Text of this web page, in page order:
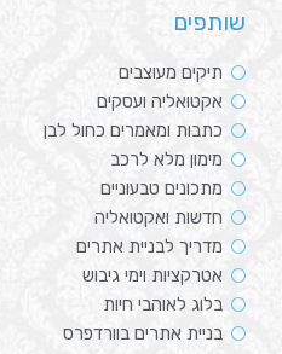
שותפים
תיקים מעוצבים
אקטואליה ועסקים
כתבות ומאמרים כחול לבן
מימון מלא לרכב
מתכונים טבעוניים
חדשות ואקטואליה
מדריך לבניית אתרים
אטרקציות וימי גיבוש
בלוג לאוהבי חיות
בניית אתרים בוורדפרס